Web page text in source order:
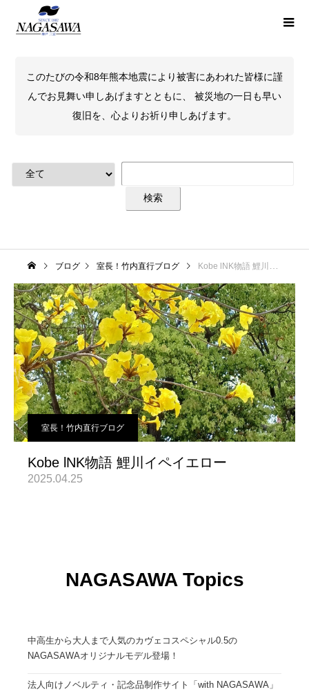
このたびの令和8年熊本地震により被害にあわれた皆様に謹
んでお見舞い申しあげますとともに、 被災地の一日も早い
復旧を、心よりお祈り申しあげます。
ブログ 室長！竹内直行ブログ Kobe lNK物語 鯉川イペイエロー
室長！竹内直行ブログ
Kobe lNK物語 鯉川イペイエロー
2025.04.25
NAGASAWA Topics
中高生から大人まで人気のカヴェコスペシャル0.5の
NAGASAWAオリジナルモデル登場！
法人向けノベルティ・記念品制作サイト「with NAGASAWA」